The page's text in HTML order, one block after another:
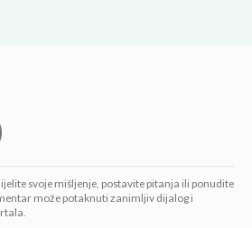
svoje mišljenje, postavite pitanja ili ponudite
može potaknuti zanimljiv dijalog i